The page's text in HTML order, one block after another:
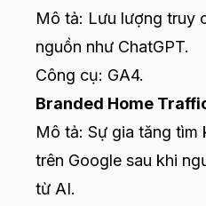
Mô tả: Lưu lượng truy
nguồn như ChatGPT.
Công cụ: GA4.
Branded Home
Mô tả: Sự gia tăng tìm
trên Google sau khi
từ AI.